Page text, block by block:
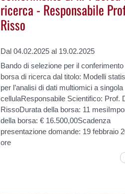
ricerca - Responsabile
Risso
Dal 04.02.2025 al 19.02.2025
Bando di selezione per il conferimento
borsa di ricerca dal titolo: Modelli
per l’analisi di dati multiomici a singola
cellulaResponsabile Scientifico: Prof.
RissoDurata della borsa: 11
della borsa: € 16.500,00Scadenza
presentazione domande: 19 febbraio
ore